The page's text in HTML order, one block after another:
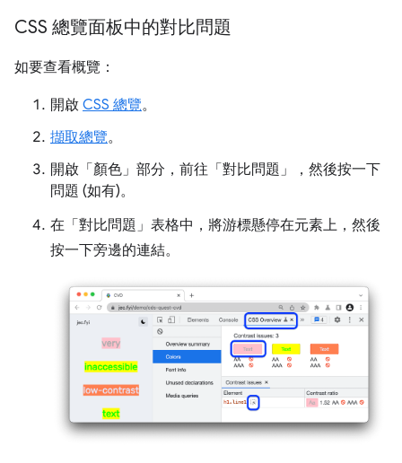
CSS 總覽面板中的對比問題
如要查看概覽：
開啟 CSS 總覽。
擷取總覽。
開啟「顏色」 部分，前往「對比問題」
，然後按一下
問題 (如有)。
在「對比問題」 表格中，將游標懸停在元素上，然後
按一下旁邊的連結。